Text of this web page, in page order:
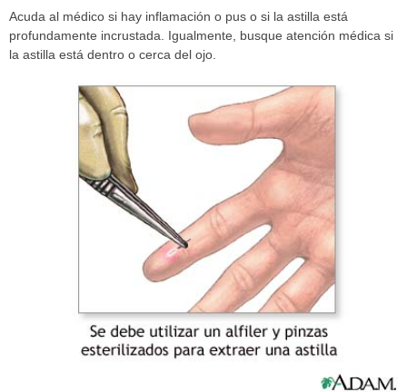
Acuda al médico si hay inflamación o pus o si la astilla está
profundamente incrustada. Igualmente, busque atención médica si
la astilla está dentro o cerca del ojo.